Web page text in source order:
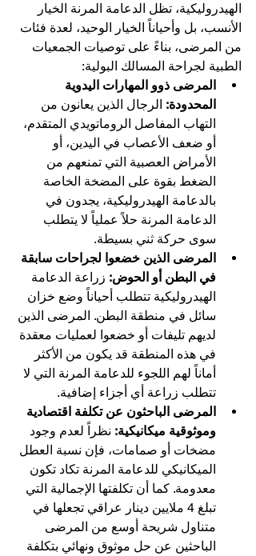
الهيدروليكية، تظل الدعامة المرنة الخيار
الأنسب، بل وأحياناً الخيار الوحيد، لعدة فئات
من المرضى، بناءً على توصيات الجمعيات
الطبية لجراحة المسالك البولية:
المرضى ذوو المهارات اليدوية
المحدودة: الرجال الذين يعانون من
التهاب المفاصل الروماتويدي المتقدم،
أو ضعف الأعصاب في اليدين، أو
الأمراض العصبية التي تمنعهم من
الضغط بقوة على المضخة الخاصة
بالدعامة الهيدروليكية، يجدون في
الدعامة المرنة حلاً عملياً لا يتطلب
سوى حركة ثني بسيطة.
المرضى الذين خضعوا لجراحات سابقة
في البطن أو الحوض: زراعة الدعامة
الهيدروليكية تتطلب أحياناً وضع خزان
سائل في منطقة البطن. المرضى الذين
لديهم تليفات أو خضعوا لعمليات معقدة
في هذه المنطقة قد يكون من الأكثر
أماناً لهم اللجوء للدعامة المرنة التي لا
تتطلب زراعة أي أجزاء إضافية.
المرضى الباحثون عن تكلفة اقتصادية
وموثوقية ميكانيكية: نظراً لعدم وجود
مضخات أو صمامات، فإن نسبة العطل
الميكانيكي للدعامة المرنة تكاد تكون
معدومة. كما أن تكلفتها الإجمالية التي
تبلغ 4 ملايين دينار عراقي تجعلها في
متناول شريحة أوسع من المرضى
الباحثين عن حل موثوق ونهائي بتكلفة